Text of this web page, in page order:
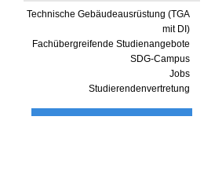
Technische Gebäudeausrüstung (TGA
mit DI)
Fachübergreifende Studienangebote
SDG-Campus
Jobs
Studierendenvertretung